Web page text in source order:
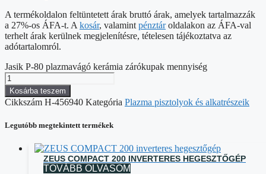
A termékoldalon feltüntetett árak bruttó árak, amelyek tartalmazzák
a 27%-os ÁFA-t. A kosár, valamint pénztároldalakon az ÁFA-val
terhelt árak kerülnek megjelenítésre, tételesen tájékoztatva az
adótartalomról.
Jasik P-80 plazmavágó kerámia zárókupak mennyiség
Kosárba teszem
Cikkszám H-456940 Kategória Plazma pisztolyok és alkatrészeik
Legutóbb megtekintett termékek
ZEUS COMPACT 200 INVERTERES HEGESZTŐGÉP
TOVÁBB OLVASOM